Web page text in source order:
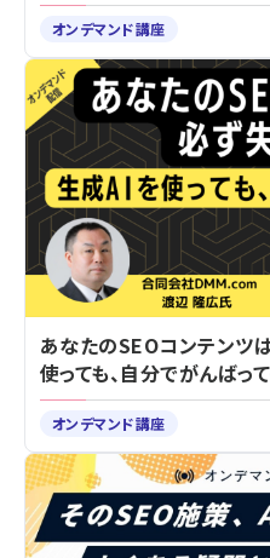
オンデマンド講座
あなたのSEOコンテンツ
使っても、自分でがんばっ
オンデマンド講座